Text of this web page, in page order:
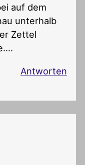
auf dem
unterhalb
Zettel
Antworten